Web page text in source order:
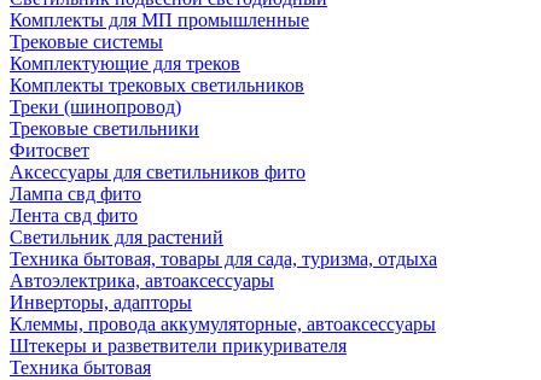
Комплекты для МП промышленные
Трековые системы
Комплектующие для треков
Комплекты трековых светильников
Треки (шинопровод)
Трековые светильники
Фитосвет
Аксессуары для светильников фито
Лампа свд фито
Лента свд фито
Светильник для растений
Техника бытовая, товары для сада, туризма, отдыха
Автоэлектрика, автоаксессуары
Инверторы, адапторы
Клеммы, провода аккумуляторные, автоаксессуары
Штекеры и разветвители прикуривателя
Техника бытовая